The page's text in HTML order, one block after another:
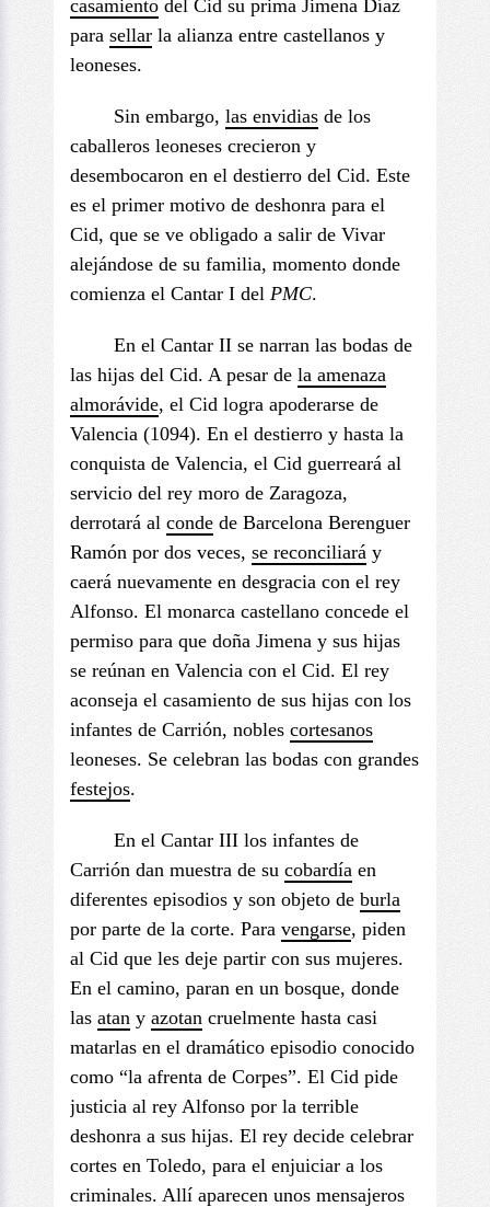
casamiento del Cid su prima Jimena Díaz
para sellar la alianza entre castellanos y
leoneses.
Sin embargo, las envidias de los
caballeros leoneses crecieron y
desembocaron en el destierro del Cid. Este
es el primer motivo de deshonra para el
Cid, que se ve obligado a salir de Vivar
alejándose de su familia, momento donde
comienza el Cantar I del PMC.
En el Cantar II se narran las bodas de
las hijas del Cid. A pesar de la amenaza
almorávide, el Cid logra apoderarse de
Valencia (1094). En el destierro y hasta la
conquista de Valencia, el Cid guerreará al
servicio del rey moro de Zaragoza,
derrotará al conde de Barcelona Berenguer
Ramón por dos veces, se reconciliará y
caerá nuevamente en desgracia con el rey
Alfonso. El monarca castellano concede el
permiso para que doña Jimena y sus hijas
se reúnan en Valencia con el Cid. El rey
aconseja el casamiento de sus hijas con los
infantes de Carrión, nobles cortesanos
leoneses. Se celebran las bodas con grandes
festejos.
En el Cantar III los infantes de
Carrión dan muestra de su cobardía en
diferentes episodios y son objeto de burla
por parte de la corte. Para vengarse, piden
al Cid que les deje partir con sus mujeres.
En el camino, paran en un bosque, donde
las atan y azotan cruelmente hasta casi
matarlas en el dramático episodio conocido
como “la afrenta de Corpes”. El Cid pide
justicia al rey Alfonso por la terrible
deshonra a sus hijas. El rey decide celebrar
cortes en Toledo, para el enjuiciar a los
criminales. Allí aparecen unos mensajeros